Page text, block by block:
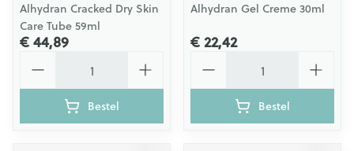
Alhydran Cracked Dry Skin
Care Tube 59ml
€ 44,89
Bestel
Alhydran Gel Creme 30ml
€ 22,42
Bestel